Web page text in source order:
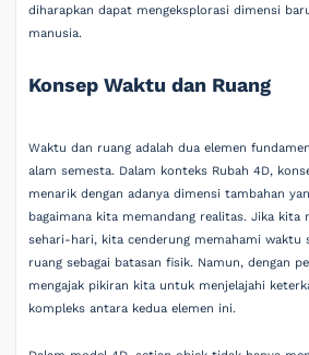
diharapkan dapat mengeksplorasi dimensi
manusia.
Konsep Waktu dan Ruang
Waktu dan ruang adalah dua elemen
alam semesta. Dalam konteks Rubah 4D,
menarik dengan adanya dimensi tambahan
bagaimana kita memandang realitas. Jika kita
sehari-hari, kita cenderung memahami waktu
ruang sebagai batasan fisik. Namun, dengan
mengajak pikiran kita untuk menjelajahi
kompleks antara kedua elemen ini.